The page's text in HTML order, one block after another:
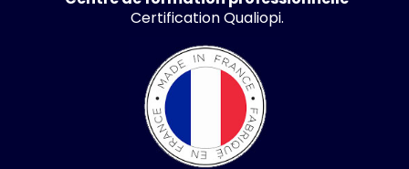
Certification Qualiopi.